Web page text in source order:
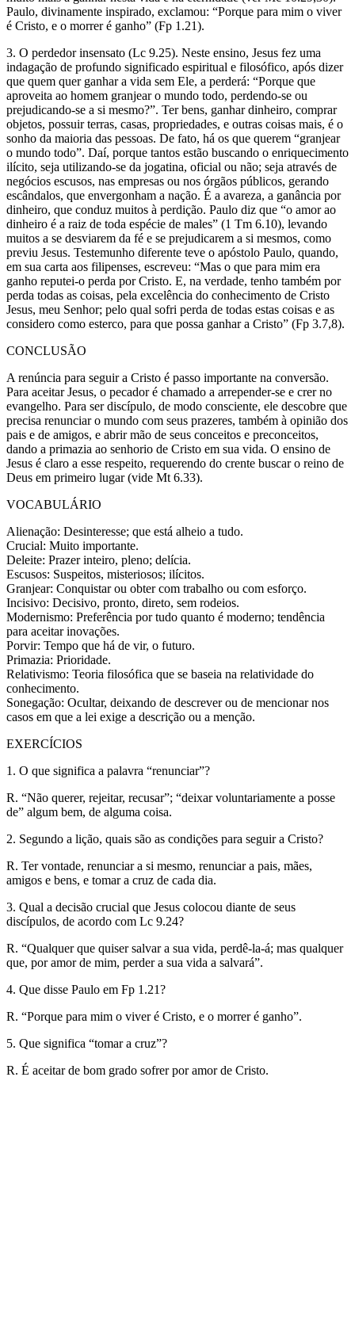
Paulo, divinamente inspirado, exclamou: “Porque para mim o viver
é Cristo, e o morrer é ganho” (Fp 1.21).
3. O perdedor insensato (Lc 9.25). Neste ensino, Jesus fez uma
indagação de profundo significado espiritual e filosófico, após dizer
que quem quer ganhar a vida sem Ele, a perderá: “Porque que
aproveita ao homem granjear o mundo todo, perdendo-se ou
prejudicando-se a si mesmo?”. Ter bens, ganhar dinheiro, comprar
objetos, possuir terras, casas, propriedades, e outras coisas mais, é o
sonho da maioria das pessoas. De fato, há os que querem “granjear
o mundo todo”. Daí, porque tantos estão buscando o enriquecimento
ilícito, seja utilizando-se da jogatina, oficial ou não; seja através de
negócios escusos, nas empresas ou nos órgãos públicos, gerando
escândalos, que envergonham a nação. É a avareza, a ganância por
dinheiro, que conduz muitos à perdição. Paulo diz que “o amor ao
dinheiro é a raiz de toda espécie de males” (1 Tm 6.10), levando
muitos a se desviarem da fé e se prejudicarem a si mesmos, como
previu Jesus. Testemunho diferente teve o apóstolo Paulo, quando,
em sua carta aos filipenses, escreveu: “Mas o que para mim era
ganho reputei-o perda por Cristo. E, na verdade, tenho também por
perda todas as coisas, pela excelência do conhecimento de Cristo
Jesus, meu Senhor; pelo qual sofri perda de todas estas coisas e as
considero como esterco, para que possa ganhar a Cristo” (Fp 3.7,8).
CONCLUSÃO
A renúncia para seguir a Cristo é passo importante na conversão.
Para aceitar Jesus, o pecador é chamado a arrepender-se e crer no
evangelho. Para ser discípulo, de modo consciente, ele descobre que
precisa renunciar o mundo com seus prazeres, também à opinião dos
pais e de amigos, e abrir mão de seus conceitos e preconceitos,
dando a primazia ao senhorio de Cristo em sua vida. O ensino de
Jesus é claro a esse respeito, requerendo do crente buscar o reino de
Deus em primeiro lugar (vide Mt 6.33).
VOCABULÁRIO
Alienação: Desinteresse; que está alheio a tudo.
Crucial: Muito importante.
Deleite: Prazer inteiro, pleno; delícia.
Escusos: Suspeitos, misteriosos; ilícitos.
Granjear: Conquistar ou obter com trabalho ou com esforço.
Incisivo: Decisivo, pronto, direto, sem rodeios.
Modernismo: Preferência por tudo quanto é moderno; tendência
para aceitar inovações.
Porvir: Tempo que há de vir, o futuro.
Primazia: Prioridade.
Relativismo: Teoria filosófica que se baseia na relatividade do
conhecimento.
Sonegação: Ocultar, deixando de descrever ou de mencionar nos
casos em que a lei exige a descrição ou a menção.
EXERCÍCIOS
1. O que significa a palavra “renunciar”?
R. “Não querer, rejeitar, recusar”; “deixar voluntariamente a posse
de” algum bem, de alguma coisa.
2. Segundo a lição, quais são as condições para seguir a Cristo?
R. Ter vontade, renunciar a si mesmo, renunciar a pais, mães,
amigos e bens, e tomar a cruz de cada dia.
3. Qual a decisão crucial que Jesus colocou diante de seus
discípulos, de acordo com Lc 9.24?
R. “Qualquer que quiser salvar a sua vida, perdê-la-á; mas qualquer
que, por amor de mim, perder a sua vida a salvará”.
4. Que disse Paulo em Fp 1.21?
R. “Porque para mim o viver é Cristo, e o morrer é ganho”.
5. Que significa “tomar a cruz”?
R. É aceitar de bom grado sofrer por amor de Cristo.